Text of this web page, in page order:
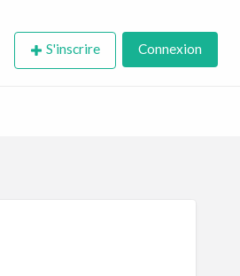
S'inscrire Connexion